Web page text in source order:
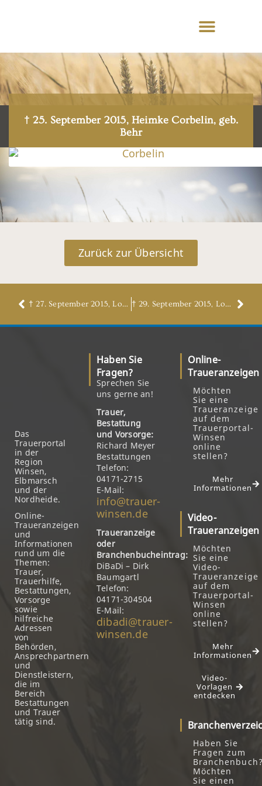
† 25. September 2015, Heimke Corbelin, geb.
Behr
Zurück zur Übersicht
† 27. September 2015, Lotte Buchholz, geb. Kopmann † 29. September 2015, Lothar Schwarz
Das
Trauerportal
in der
Region
Winsen,
Elbmarsch
und der
Nordheide.
Online-
Traueranzeigen
und
Informationen
rund um die
Themen:
Trauer,
Trauerhilfe,
Bestattungen,
Vorsorge
sowie
hilfreiche
Adressen
von
Behörden,
Ansprechpartnern
und
Dienstleistern,
die im
Bereich
Bestattungen
und Trauer
tätig sind.
Haben Sie
Fragen?
Sprechen Sie
uns gerne an!
Trauer,
Bestattung
und Vorsorge:
Richard Meyer
Bestattungen
Telefon:
04171-2715
E-Mail:
info@trauer-
winsen.de
Traueranzeige
oder
Branchenbucheintrag:
DiBaDi – Dirk
Baumgartl
Telefon:
04171-304504
E-Mail:
dibadi@trauer-
winsen.de
Online-
Traueranzeigen
Möchten
Sie eine
Traueranzeige
auf dem
Trauerportal-
Winsen
online
stellen?
Mehr
Informationen
Video-
Traueranzeigen
Möchten
Sie eine
Video-
Traueranzeige
auf dem
Trauerportal-
Winsen
online
stellen?
Mehr
Informationen
Video-
Vorlagen
entdecken
Haben Sie
Fragen zum
Möchten
Sie einen